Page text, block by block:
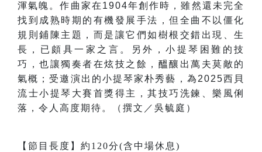
渾氣魄。作曲家在1904年創作時，雖然還未完全
找到成熟時期的有機發展手法，但全曲不以僵化
規則鋪陳主題，而是讓它們如樹根交錯出現、生
長，已頗具一家之言。另外，小提琴困難的技
巧，也讓獨奏者在炫技之餘，醞釀出萬夫莫敵的
氣概；受邀演出的小提琴家朴秀藝，為2025西貝
流士小提琴大賽首獎得主，其技巧洗鍊、樂風俐
落，令人高度期待。（撰文／吳毓庭）
【節目長度】約120分(含中場休息)